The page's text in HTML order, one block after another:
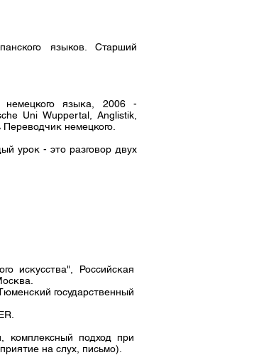
языков. Старший
немецкого языка, 2006 -
Uni Wuppertal, Anglistik,
немецкого.
урок - это разговор двух
искусства", Российская
государственный
комплексный подход при
на слух, письмо).